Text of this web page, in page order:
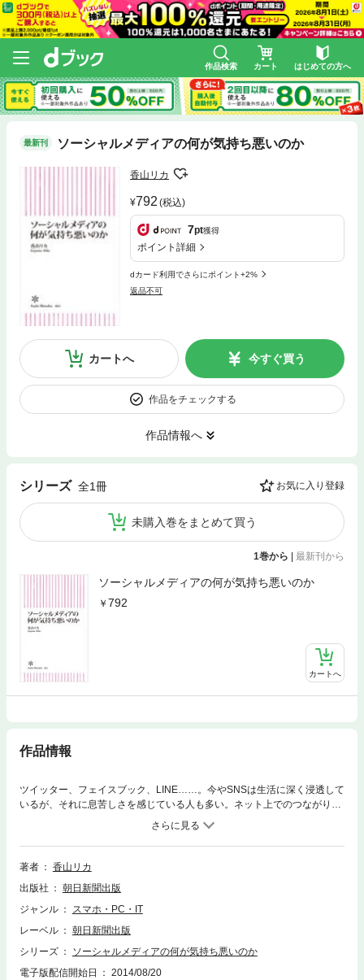
作品検索 カート はじめての方へ
最新刊 ソーシャルメディアの何が気持ち悪いのか
香山リカ
792 (税込)
7pt獲得
ポイント詳細
dカード利用でさらにポイント+2%
返品不可
カートへ 今すぐ買う
作品をチェックする
作品情報へ
シリーズ 全1冊 お気に入り登録
未購入巻をまとめて買う
1巻から 最新刊から
ソーシャルメディアの何が気持ち悪いのか
792
カートへ
作品情報
ツイッター、フェイスブック、LINE……。今やSNSは生活に深く浸透して
いるが、それに息苦しさを感じている人も多い。ネット上でのつながり、
賞賛やその反対にある悪意や炎上。SNSへの違和感の正体と、SNSが変え
つつある人間について鋭く迫る。
著者
香山リカ
出版社
朝日新聞出版
ジャンル
スマホ・PC・IT
レーベル
朝日新聞出版
シリーズ
ソーシャルメディアの何が気持ち悪いのか
電子版配信開始日
2014/08/20